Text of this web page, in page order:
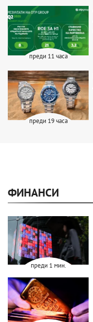
преди 11 часа
преди 19 часа
ФИНАНСИ
преди 1 мин.